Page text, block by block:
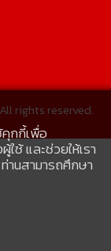
rights reserved.
คุกกี้เพื่อ
ช้ และช่วยให้เรา
นสามารถศึกษา